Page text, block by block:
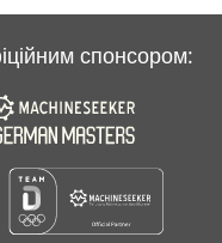
спонсором: